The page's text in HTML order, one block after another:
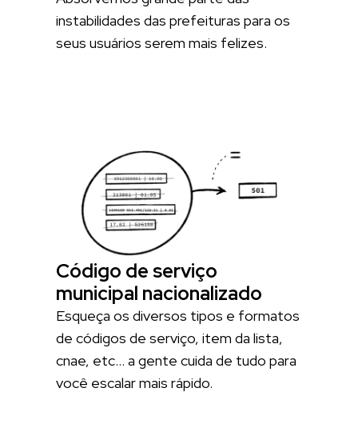
instabilidades das prefeituras para os
seus usuários serem mais felizes.
Código de serviço
municipal nacionalizado
Esqueça os diversos tipos e formatos
de códigos de serviço, item da lista,
cnae, etc… a gente cuida de tudo para
você escalar mais rápido.